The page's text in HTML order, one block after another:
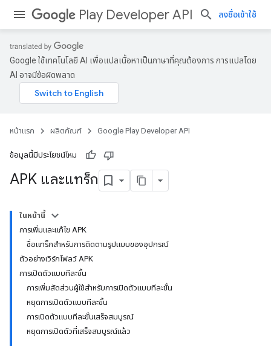
Play Developer API ลงชื่อเข้าใช้
Google ใช้เทคโนโลยี AI เพื่อแปลเนื้อหาเป็นภาษาที่คุณต้องการ การแปลโดย
AI อาจมีข้อผิดพลาด
หน้าแรก ผลิตภัณฑ์ Google Play Developer API
ข้อมูลนี้มีประโยชน์ไหม
APK และแทร็ก
ในหน้านี้
การเพิ่มและแก้ไข APK
ชื่อแทร็กสำหรับการติดตามรูปแบบของอุปกรณ์
ตัวอย่างเวิร์กโฟลว์ APK
การเปิดตัวแบบทีละขั้น
การเพิ่มสัดส่วนผู้ใช้สำหรับการเปิดตัวแบบทีละขั้น
หยุดการเปิดตัวแบบทีละขั้น
การเปิดตัวแบบทีละขั้นเสร็จสมบูรณ์
หยุดการเปิดตัวที่เสร็จสมบูรณ์แล้ว